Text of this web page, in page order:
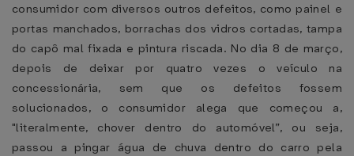
consumidor com diversos outros defeitos, como painel e
portas manchados, borrachas dos vidros cortadas, tampa
do capô mal fixada e pintura riscada. No dia 8 de março,
depois de deixar por quatro vezes o veículo na
concessionária, sem que os defeitos fossem
solucionados, o consumidor alega que começou a,
"literalmente, chover dentro do automóvel”, ou seja,
passou a pingar água de chuva dentro do carro pela